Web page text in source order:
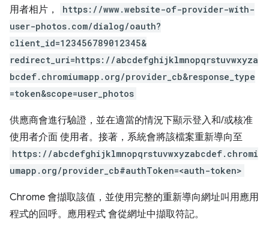
用者相片，
https://www.website-of-provider-with-
user-photos.com/dialog/oauth?
client_id=123456789012345&
redirect_uri=https://abcdefghijklmnopqrstuvwxyza
bcdef.chromiumapp.org/provider_cb&response_type
=token&scope=user_photos
供應商會進行驗證，並在適當的情況下顯示登入和/或核准
使用者介面 使用者。接著，系統會將該檔案重新導向至
https://abcdefghijklmnopqrstuvwxyzabcdef.chromi
umapp.org/provider_cb#authToken=<auth-token>
Chrome 會擷取該值，並使用完整的重新導向網址叫用應用
程式的回呼。應用程式 會從網址中擷取符記。